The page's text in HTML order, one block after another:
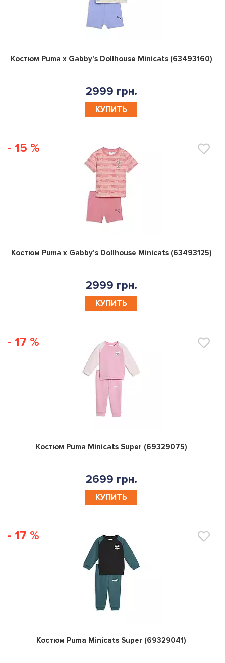
0
Костюм Puma x Gabby's Dollhouse Minicats (63493160)
2999 грн.
КУПИТЬ
- 15 %
0
Костюм Puma x Gabby's Dollhouse Minicats (63493125)
2999 грн.
КУПИТЬ
- 17 %
0
Костюм Puma Minicats Super (69329075)
2699 грн.
КУПИТЬ
- 17 %
0
Костюм Puma Minicats Super (69329041)